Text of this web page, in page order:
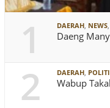
1 DAERAH, NEWS,
Daeng
2 DAERAH,
Wabup